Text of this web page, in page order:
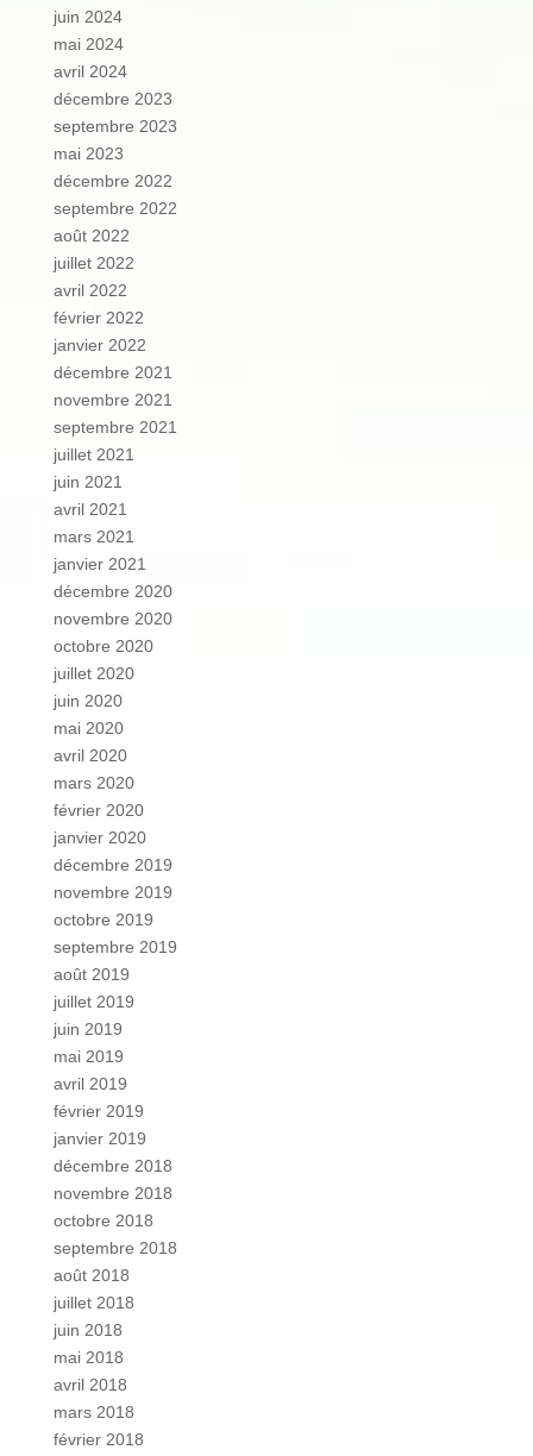
juin 2024
mai 2024
avril 2024
décembre 2023
septembre 2023
mai 2023
décembre 2022
septembre 2022
août 2022
juillet 2022
avril 2022
février 2022
janvier 2022
décembre 2021
novembre 2021
septembre 2021
juillet 2021
juin 2021
avril 2021
mars 2021
janvier 2021
décembre 2020
novembre 2020
octobre 2020
juillet 2020
juin 2020
mai 2020
avril 2020
mars 2020
février 2020
janvier 2020
décembre 2019
novembre 2019
octobre 2019
septembre 2019
août 2019
juillet 2019
juin 2019
mai 2019
avril 2019
février 2019
janvier 2019
décembre 2018
novembre 2018
octobre 2018
septembre 2018
août 2018
juillet 2018
juin 2018
mai 2018
avril 2018
mars 2018
février 2018